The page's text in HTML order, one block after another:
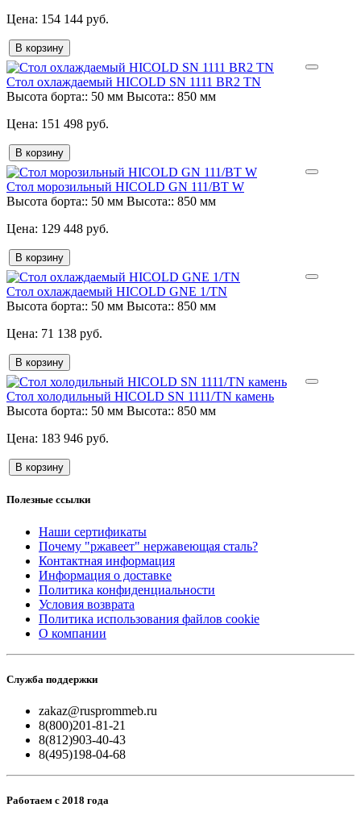
154 144 руб.
В корзину
Стол охлаждаемый HICOLD SN 1111 BR2 TN
Высота борта:: 50 мм Высота:: 850 мм
151 498 руб.
В корзину
Стол морозильный HICOLD GN 111/BT W
Высота борта:: 50 мм Высота:: 850 мм
129 448 руб.
В корзину
Стол охлаждаемый HICOLD GNE 1/TN
Высота борта:: 50 мм Высота:: 850 мм
71 138 руб.
В корзину
Стол холодильный HICOLD SN 1111/TN камень
Высота борта:: 50 мм Высота:: 850 мм
183 946 руб.
В корзину
Полезные ссылки
Наши сертификаты
Почему "ржавеет" нержавеющая сталь?
Контактная информация
Информация о доставке
Политика конфиденциальности
Условия возврата
Политика использования файлов cookie
О компании
Служба поддержки
zakaz@rusprommeb.ru
8(800)201-81-21
8(812)903-40-43
8(495)198-04-68
Работаем с 2018 года